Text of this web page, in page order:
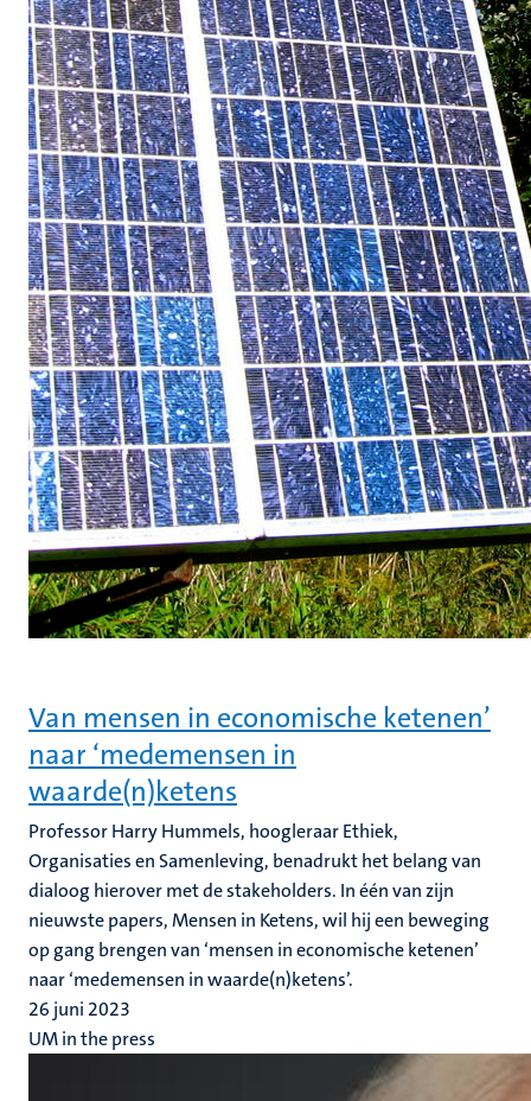
Van mensen in economische ketenen’
naar ‘medemensen in
waarde(n)ketens
Professor Harry Hummels, hoogleraar Ethiek,
Organisaties en Samenleving, benadrukt het belang van
dialoog hierover met de stakeholders. In één van zijn
nieuwste papers, Mensen in Ketens, wil hij een beweging
op gang brengen van ‘mensen in economische ketenen’
naar ‘medemensen in waarde(n)ketens’.
26 juni 2023
UM in the press